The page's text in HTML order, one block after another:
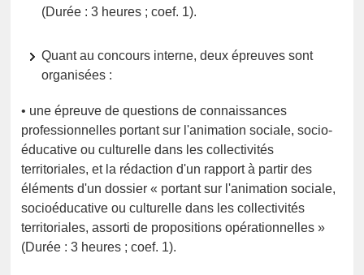
(Durée : 3 heures ; coef. 1).
Quant au concours interne, deux épreuves sont
organisées :
• une épreuve de questions de connaissances
professionnelles portant sur l'animation sociale, socio-
éducative ou culturelle dans les collectivités
territoriales, et la rédaction d'un rapport à partir des
éléments d'un dossier « portant sur l'animation sociale,
socioéducative ou culturelle dans les collectivités
territoriales, assorti de propositions opérationnelles »
(Durée : 3 heures ; coef. 1).